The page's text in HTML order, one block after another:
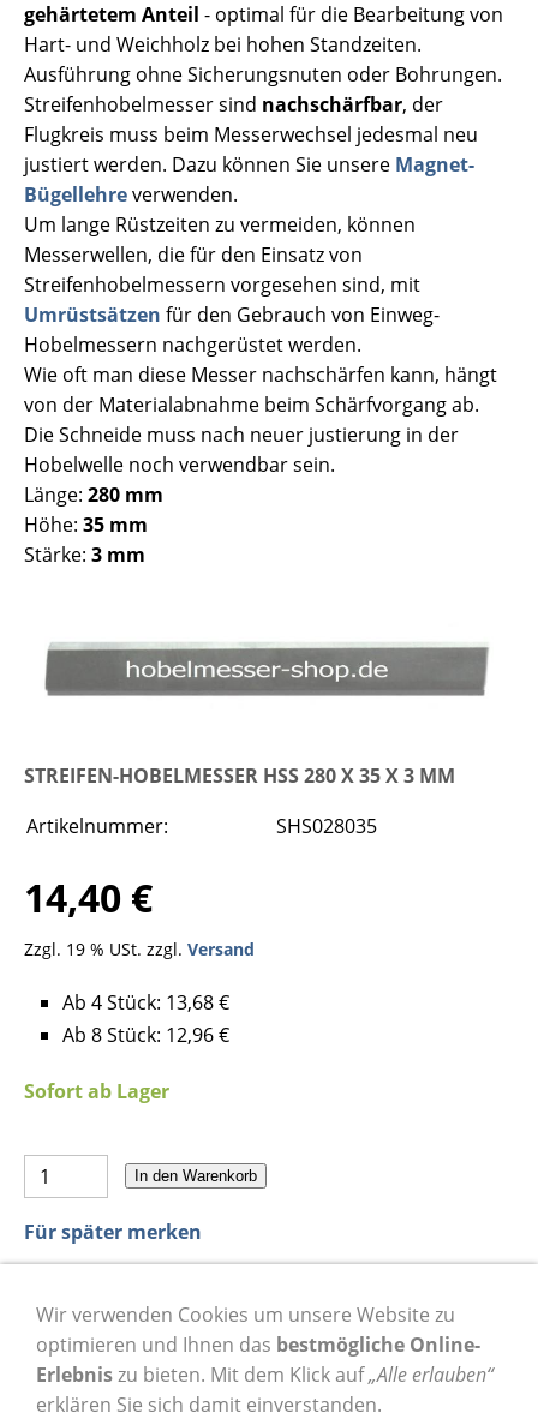
gehärtetem Anteil - optimal für die Bearbeitung von
Hart- und Weichholz bei hohen Standzeiten.
Ausführung ohne Sicherungsnuten oder Bohrungen.
Streifenhobelmesser sind nachschärfbar, der
Flugkreis muss beim Messerwechsel jedesmal neu
justiert werden. Dazu können Sie unsere Magnet-
Bügellehreverwenden.
Um lange Rüstzeiten zu vermeiden, können
Messerwellen, die für den Einsatz von
Streifenhobelmessern vorgesehen sind, mit
Umrüstsätzen für den Gebrauch von Einweg-
Hobelmessern nachgerüstet werden.
Wie oft man diese Messer nachschärfen kann, hängt
von der Materialabnahme beim Schärfvorgang ab.
Die Schneide muss nach neuer justierung in der
Hobelwelle noch verwendbar sein.
Länge: 280 mm
Höhe: 35 mm
Stärke: 3 mm
STREIFEN-HOBELMESSER HSS 280 X 35 X 3 MM
Artikelnummer:
SHS028035
14,40 €
Zzgl. 19 % USt. zzgl. Versand
Ab 4 Stück: 13,68 €
Ab 8 Stück: 12,96 €
Sofort ab Lager
In den Warenkorb
Für später merken
zurück zur Übersicht Streifenhobelmesser
zurück zur Startseite
Wir verwenden Cookies um unsere Website zu
optimieren und Ihnen das bestmögliche Online-
Erlebniszu bieten. Mit dem Klick auf„Alle erlauben“
erklären Sie sich damit einverstanden.